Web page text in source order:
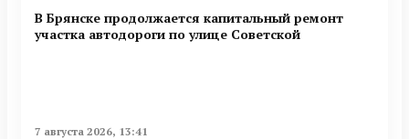
В Брянске продолжается капитальный ремонт
участка автодороги по улице Советской
7 августа 2026, 13:41